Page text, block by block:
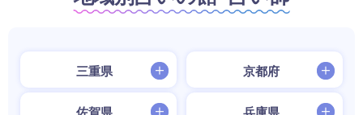
三重県 京都府